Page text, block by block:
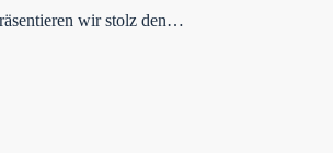
wir stolz den…